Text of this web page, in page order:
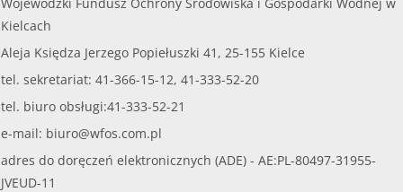
Kielcach
Aleja Księdza Jerzego Popiełuszki 41, 25-155 Kielce
tel. sekretariat: 41-366-15-12, 41-333-52-20
tel. biuro obsługi:41-333-52-21
e-mail: biuro@wfos.com.pl
adres do doręczeń elektronicznych (ADE) - AE:PL-80497-31955-
JVEUD-11